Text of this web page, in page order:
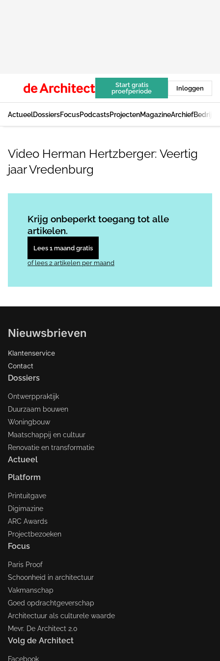
Start gratis
proefperiode
Inloggen
ActueelDossiersFocusPodcastsProjectenMagazineArchief
Video Herman Hertzberger: Veertig
jaar Vredenburg
Krijg onbeperkt toegang tot alle
artikelen.
Lees 1 maand gratis
of lees 2 artikelen per maand
Nieuwsbrieven
Klantenservice
Contact
Dossiers
Ontwerppraktijk
Duurzaam bouwen
Woningbouw
Maatschappij en cultuur
Renovatie en transformatie
Actueel
Platform
Printuitgave
Digimazine
ARC Awards
Projectbezoeken
Focus
Paris Proof
Schoonheid in architectuur
Vakmanschap
Goed opdrachtgeverschap
Architectuur als culturele waarde
Mevr. De Architect 2.0
Volg de Architect
Facebook